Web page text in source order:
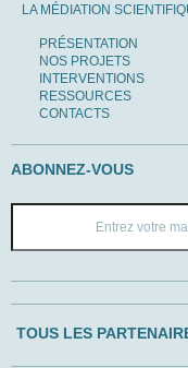
LA MÉDIATION
PRÉSENTATION
NOS PROJETS
INTERVENTIONS
RESSOURCES
CONTACTS
ABONNEZ-VOUS
TOUS LES